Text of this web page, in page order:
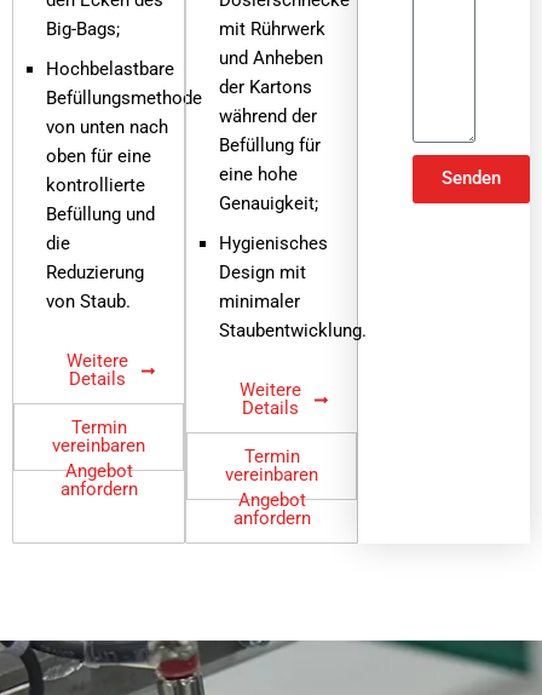
Big-Bags;
Hochbelastbare
Befüllungsmethode
von unten nach
oben für eine
kontrollierte
Befüllung und
die
Reduzierung
von Staub.
Weitere
Details
Termin
vereinbaren
Angebot
anfordern
mit Rührwerk
und Anheben
der Kartons
während der
Befüllung für
eine hohe
Genauigkeit;
Hygienisches
Design mit
minimaler
Staubentwicklung.
Weitere
Details
Termin
vereinbaren
Angebot
anfordern
Senden